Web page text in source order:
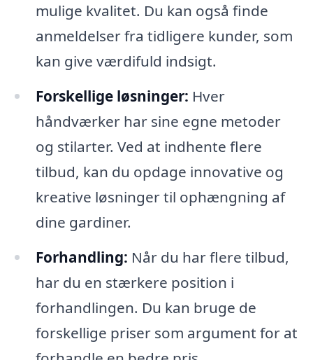
mulige kvalitet. Du kan også finde
anmeldelser fra tidligere kunder, som
kan give værdifuld indsigt.
Forskellige løsninger: Hver
håndværker har sine egne metoder
og stilarter. Ved at indhente flere
tilbud, kan du opdage innovative og
kreative løsninger til ophængning af
dine gardiner.
Forhandling: Når du har flere tilbud,
har du en stærkere position i
forhandlingen. Du kan bruge de
forskellige priser som argument for at